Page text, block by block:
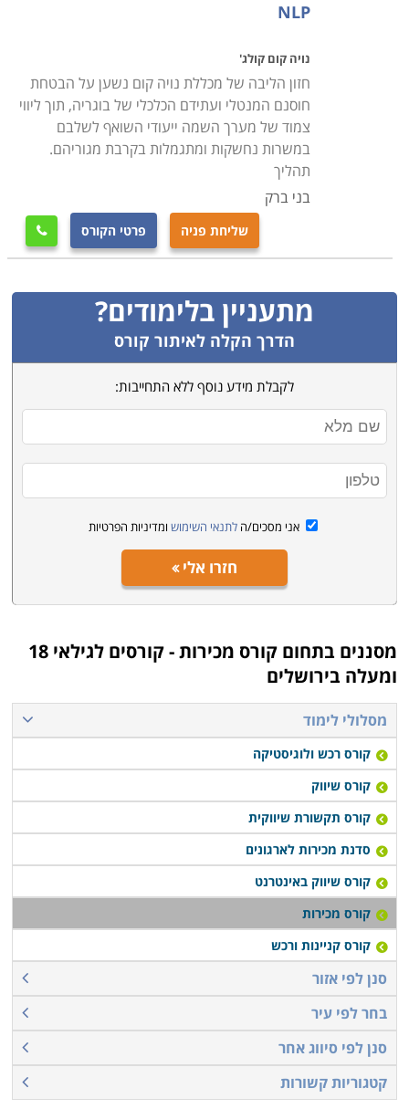
NLP
נויה קום קולג'
חזון הליבה של מכללת נויה קום נשען על הבטחת
חוסנם המנטלי ועתידם הכלכלי של בוגריה, תוך ליווי
צמוד של מערך השמה ייעודי השואף לשלבם
במשרות נחשקות ומתגמלות בקרבת מגוריהם.
תהליך
בני ברק
שליחת פניה פרטי הקורס 
מתעניין בלימודים?
הדרך הקלה לאיתור קורס
לקבלת מידע נוסף ללא התחייבות:
אני מסכים/ה לתנאי השימוש ומדיניות הפרטיות
חזרו אלי
מסננים בתחום
קורס מכירות - קורסים לגילאי 18
ומעלה בירושלים
מסלולי לימוד
קורס רכש ולוגיסטיקה
קורס שיווק
קורס תקשורת שיווקית
סדנת מכירות לארגונים
קורס שיווק באינטרנט
קורס מכירות
קורס קניינות ורכש
סנן לפי אזור
בחר לפי עיר
סנן לפי סיווג אחר
קטגוריות קשורות